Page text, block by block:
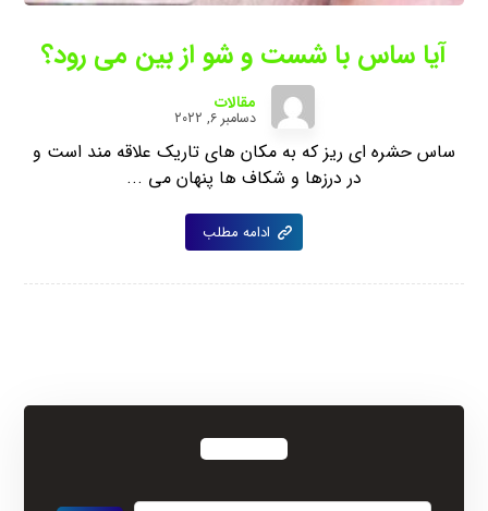
آیا ساس با شست و شو از بین می رود؟
مقالات
دسامبر ۶, ۲۰۲۲
ساس حشره ای ریز که به مکان های تاریک علاقه مند است و
در درزها و شکاف ‌ها پنهان می‌ ...
ادامه مطلب